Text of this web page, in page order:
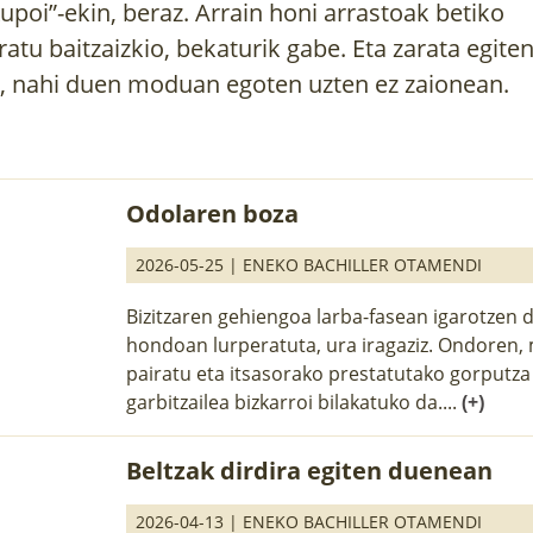
ekin, beraz. Arrain honi arrastoak betiko
baitzaizkio, bekaturik gabe. Eta zarata egiten
nahi duen moduan egoten uzten ez zaionean.
Odolaren boza
2026-05-25 | ENEKO BACHILLER OTAMENDI
Bizitzaren gehiengoa larba-fasean igarotzen
hondoan lurperatuta, ura iragaziz. Ondoren,
pairatu eta itsasorako prestatutako
garbitzailea bizkarroi bilakatuko da....(+)
Beltzak dirdira egiten duenean
2026-04-13 | ENEKO BACHILLER OTAMENDI